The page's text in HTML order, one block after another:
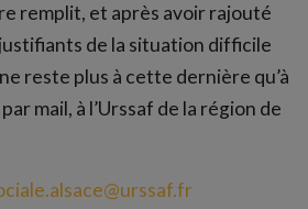
remplit, et après avoir rajouté
de la situation difficile
reste plus à cette dernière qu’à
mail, à l’Urssaf de la région de